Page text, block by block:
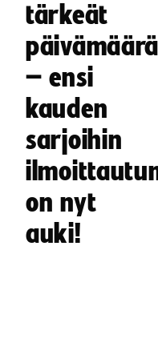
tärkeät
– ensi
kauden
sarjoihin
on nyt
auki!